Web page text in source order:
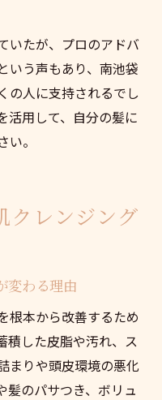
いたが、プロのアドバ
いう声もあり、南池袋
の人に支持されるでし
活用して、自分の髪に
。
クレンジング
変わる理由
根本から改善するため
積した皮脂や汚れ、ス
まりや頭皮環境の悪化
髪のパサつき、ボリュ